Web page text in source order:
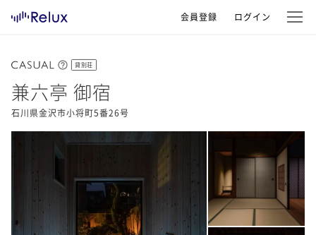
会員登録 ログイン
貸別荘
兼六亭 御宿
石川県金沢市小将町5番26号